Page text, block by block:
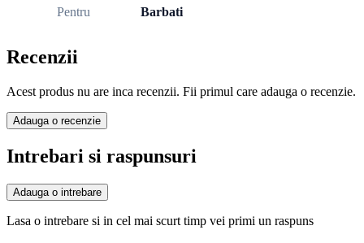
Pentru Barbati
Recenzii
Acest produs nu are inca recenzii. Fii primul care adauga o recenzie.
Adauga o recenzie
Intrebari si raspunsuri
Adauga o intrebare
Lasa o intrebare si in cel mai scurt timp vei primi un raspuns